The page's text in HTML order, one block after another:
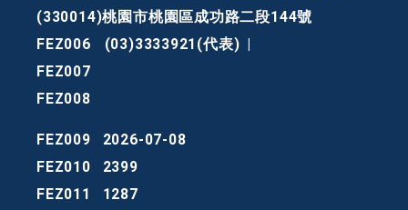
(330014)桃園市桃園區成功路二段144號
FEZ006
(03)3333921(代表)
FEZ007
FEZ008
FEZ009
2026-07-08
FEZ010
2399
FEZ011
1287